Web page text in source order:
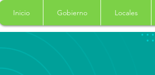
Inicio Gobierno Locales